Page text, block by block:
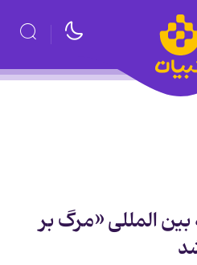
المللی «مرگ بر